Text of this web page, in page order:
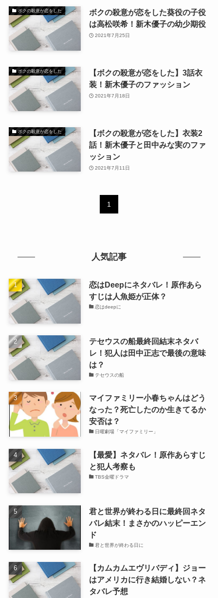
ボクの殺意が恋をした
ボクの殺意が恋をした葵役の子役
は高松咲希！新木優子の幼少期役
2021年7月25日
ボクの殺意が恋をした
【ボクの殺意が恋をした】3話衣
装！新木優子のファッション
2021年7月18日
ボクの殺意が恋をした
【ボクの殺意が恋をした】衣装2
話！新木優子と田中みな実のファ
ッション
2021年7月11日
1
人気記事
恋はDeepにネタバレ！原作あら
すじは人魚姫が正体？
恋はdeepに
テセウスの船最終回結末ネタバ
レ！犯人は田中正志で最後の意味
は？
テセウスの船
マイファミリー小春ちゃんはどう
なった？死亡したのか生きてるか
安否は？
日曜劇場「マイファミリー」
【最愛】ネタバレ！原作あらすじ
と犯人考察も
TBS金曜ドラマ
君と世界が終わる日に最終回ネタ
バレ結末！まさかのハッピーエン
ド
君と世界が終わる日に
【カムカムエヴリバディ】ジョー
はアメリカに行き結婚しない？ネ
タバレ予想